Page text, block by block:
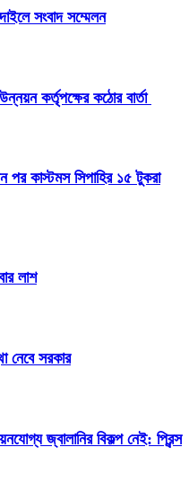
সংবাদ সম্মেলন
কর্তৃপক্ষের কঠোর বার্তা
পর কাস্টমস সিপাহির ১৫ টুকরা
লাশ
নেবে সরকার
জ্বালানির বিকল্প নেই: প্রিন্স